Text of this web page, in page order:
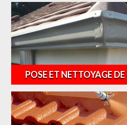
POSE ET NETTOYAGE